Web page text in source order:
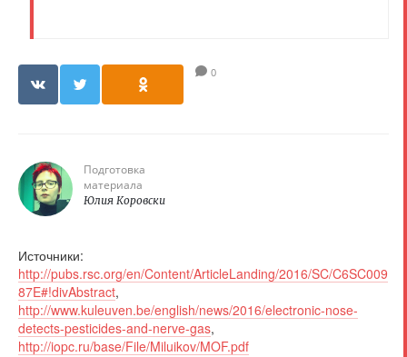
0
Подготовка
материала
Юлия Коровски
Источники:
http://pubs.rsc.org/en/Content/ArticleLanding/2016/SC/C6SC009
87E#!divAbstract,
http://www.kuleuven.be/english/news/2016/electronic-nose-
detects-pesticides-and-nerve-gas,
http://iopc.ru/base/File/Miluikov/MOF.pdf